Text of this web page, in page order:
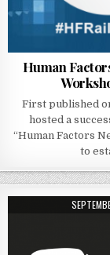
Human
First published
hosted a
“Human Factors
to